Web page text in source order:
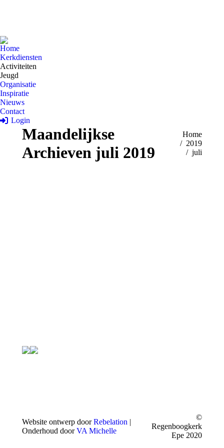
Home
Kerkdiensten
Activiteiten
Jeugd
Organisatie
Inspiratie
Nieuws
Contact
Login
Maandelijkse
Archieven juli 2019
Je bent hier:
Home
2019
juli
Website ontwerp doorRebelation |
Onderhoud doorVA Michelle
©
Regenboogkerk
Epe 2020